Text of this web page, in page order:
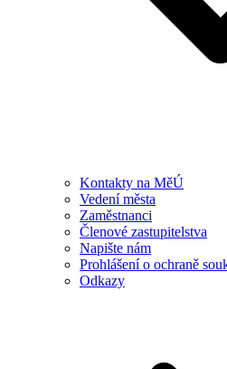
Kontakty na MěÚ
Vedení města
Zaměstnanci
Členové zastupitelstva
Napište nám
Prohlášení o ochraně
Odkazy